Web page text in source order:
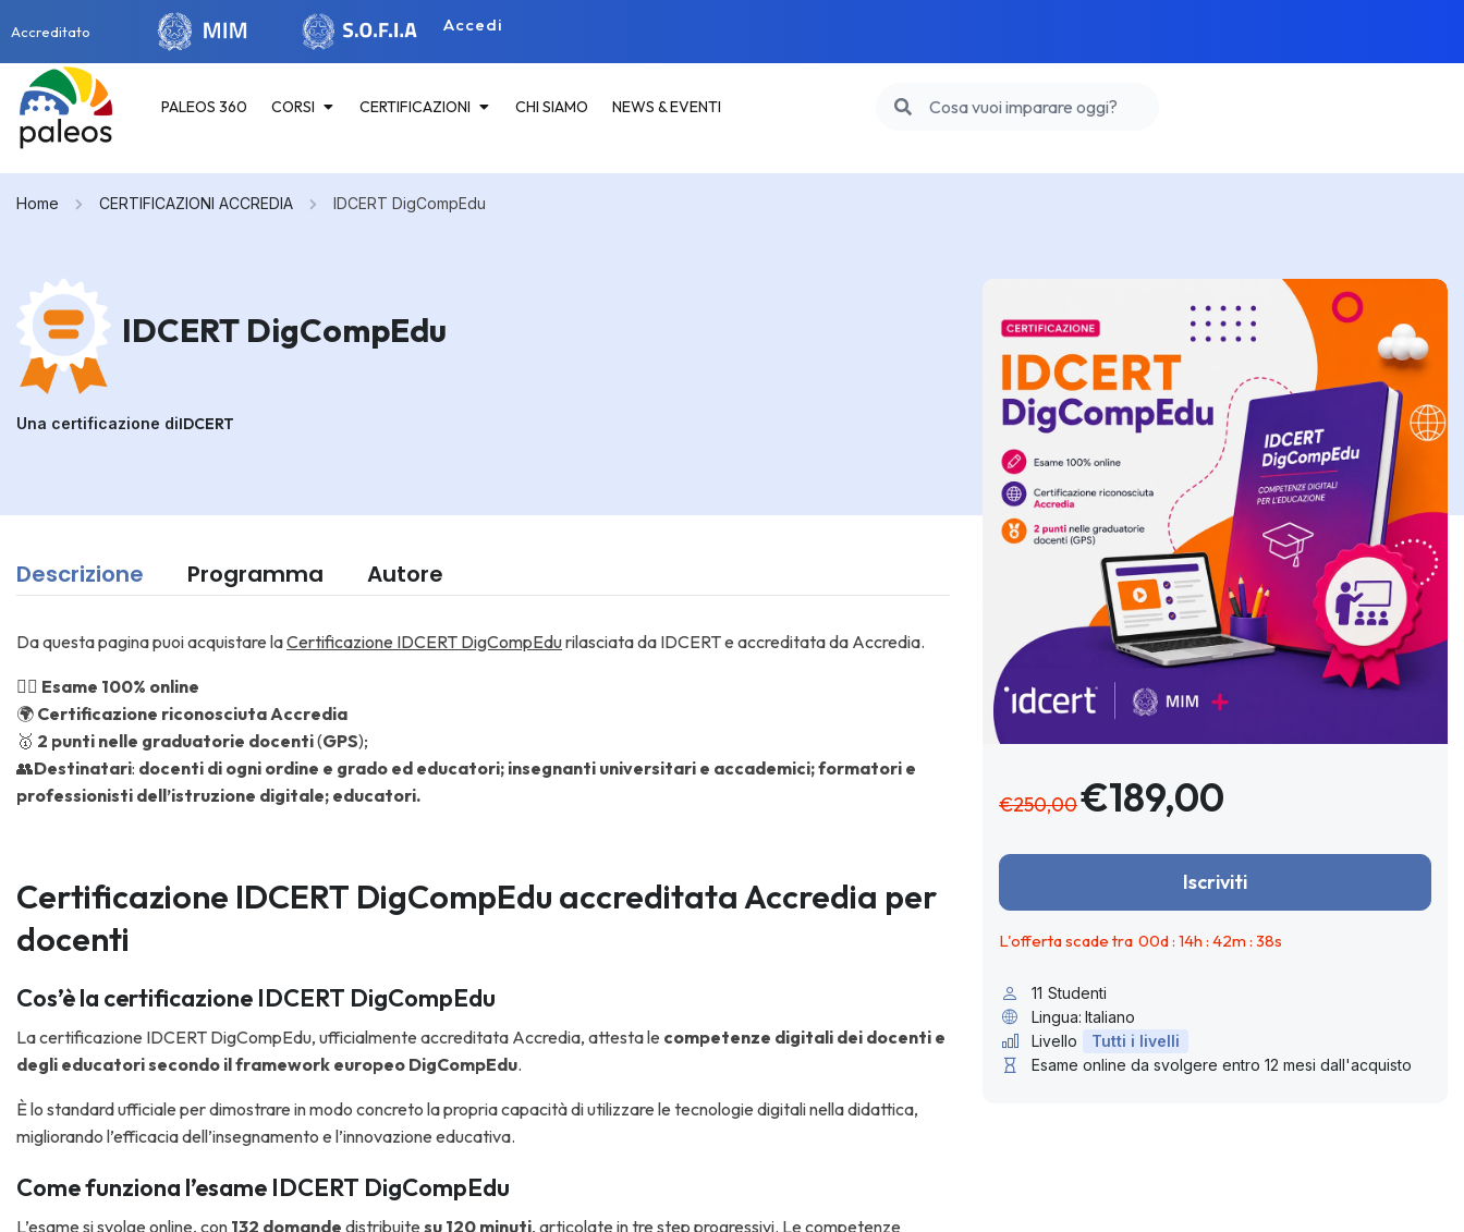
Accreditato Accedi
PALEOS 360 CORSI CERTIFICAZIONI CHI SIAMO NEWS & EVENTI
Home CERTIFICAZIONI ACCREDIA IDCERT DigCompEdu
IDCERT DigCompEdu
Una certificazione diIDCERT
Descrizione Programma Autore
Da questa pagina puoi acquistare laCertificazione IDCERT DigCompEdurilasciata da IDCERT e accreditata da Accredia.
✍🏼 Esame 100% online
🌍 Certificazione riconosciuta Accredia
🥇 2 punti nelle graduatorie docenti(GPS);
👥Destinatari: docenti di ogni ordine e grado ed educatori; insegnanti universitari e accademici; formatori e
professionisti dell’istruzione digitale; educatori.
Certificazione IDCERT DigCompEdu accreditata Accredia per
docenti
Cos’è la certificazione IDCERT DigCompEdu
La certificazione IDCERT DigCompEdu, ufficialmente accreditata Accredia, attesta le competenze digitali dei docenti e
degli educatori secondo il framework europeo DigCompEdu.
È lo standard ufficiale per dimostrare in modo concreto la propria capacità di utilizzare le tecnologie digitali nella didattica,
migliorando l’efficacia dell’insegnamento e l’innovazione educativa.
Come funziona l’esame IDCERT DigCompEdu
L’esame si svolge online, con 132 domande distribuite su 120 minuti, articolate in tre step progressivi. Le competenze
€250,00€189,00
Iscriviti
L'offerta scade tra 00d : 14h : 42m : 38s
11 Studenti
Lingua: Italiano
Livello
Tutti i livelli
Esame online da svolgere entro 12 mesi dall'acquisto